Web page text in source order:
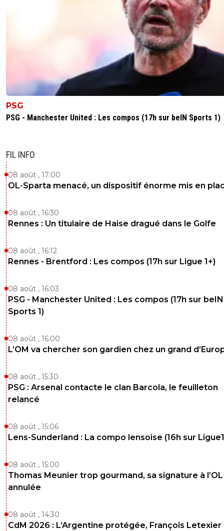
PSG
PSG - Manchester United : Les compos (17h sur beIN Sports 1)
FIL INFO
08 août , 17:00
OL-Sparta menacé, un dispositif énorme mis en
08 août , 16:30
Rennes : Un titulaire de Haise dragué dans le Golfe
08 août , 16:12
Rennes - Brentford : Les compos (17h sur Ligue 1+)
08 août , 16:03
PSG - Manchester United : Les compos (17h sur beIN
Sports 1)
08 août , 16:00
L’OM va chercher son gardien chez un grand
08 août , 15:30
PSG : Arsenal contacte le clan Barcola, le feuilleton
relancé
08 août , 15:06
Lens-Sunderland : La compo lensoise (16h sur
08 août , 15:00
Thomas Meunier trop gourmand, sa signature à l’OL
annulée
08 août , 14:30
CdM 2026 : L’Argentine protégée, François Letexier